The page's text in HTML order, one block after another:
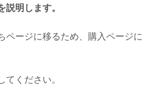
明します。
ージに移るため、購入ページに
てください。